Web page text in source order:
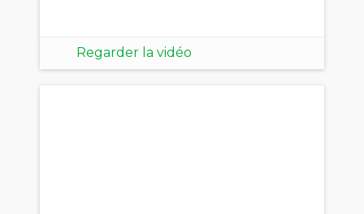
Regarder la vidéo